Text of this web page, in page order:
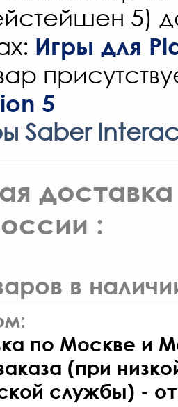
5)
Игры для
5
Saber
доставка
:
в
по Москве и
(при
службы) -